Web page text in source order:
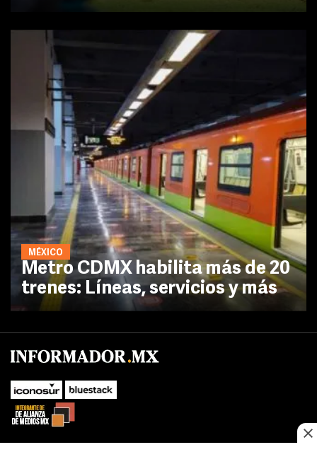
MÉXICO
Metro CDMX habilita más de 20
trenes: Líneas, servicios y más